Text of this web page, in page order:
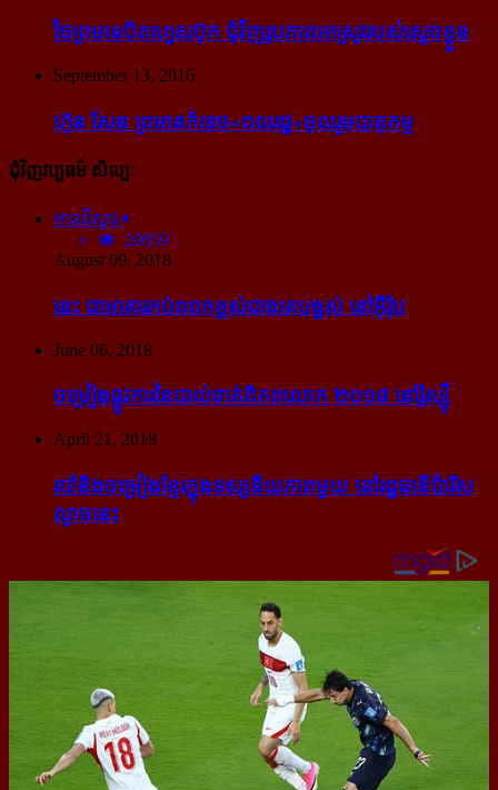
ថៃ​ព្រមាន​បិត​ហ្វេសប៊ុក ជុំ​វិញ​រូបភាព​អាស្រូវ​របស់​ស្ដេច​ខ្លួន
September 13, 2016
ហ៊ុន សែន ព្រមាន​កំទេច​«ពលរដ្ឋ»​ចូលរួម​បាតុកម្ម
ជុំវិញវប្បធម៌ សិល្បៈ
អានពិស្ដារ
20859
August 09, 2018
នេះ ជា​អាគារ​កប់​ពពក​ខ្ពស់​ជាង​គេ​បង្អស់ នៅ​អ៊ឺរ៉ុប
June 06, 2018
ចម្រៀង​ផ្លូវការ​នៃ​បាល់ទាត់​ពិភពលោក ២០១៨ នៅ​រ៉ូស្ស៊ី
April 21, 2018
របាំ​និង​ចម្រៀង​ខ្មែរ​ក្នុង​ទស្សនីយភាព​មួយ នៅ​រដ្ឋធានី​ប៉ារីស​
ល្ងាច​នេះ